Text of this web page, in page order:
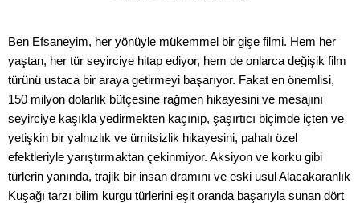
Ben Efsaneyim, her yönüyle mükemmel bir gişe filmi. Hem her
yaştan, her tür seyirciye hitap ediyor, hem de onlarca değişik film
türünü ustaca bir araya getirmeyi başarıyor. Fakat en önemlisi,
150 milyon dolarlık bütçesine rağmen hikayesini ve mesajını
seyirciye kaşıkla yedirmekten kaçınıp, şaşırtıcı biçimde içten ve
yetişkin bir yalnızlık ve ümitsizlik hikayesini, pahalı özel
efektleriyle yarıştırmaktan çekinmiyor. Aksiyon ve korku gibi
türlerin yanında, trajik bir insan dramını ve eski usul Alacakaranlık
Kuşağı tarzı bilim kurgu türlerini eşit oranda başarıyla sunan dört